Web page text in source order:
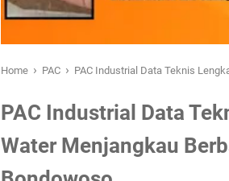
Home › PAC › PAC Industrial Data Teknis
PAC Industrial Data
Water Menjangkau